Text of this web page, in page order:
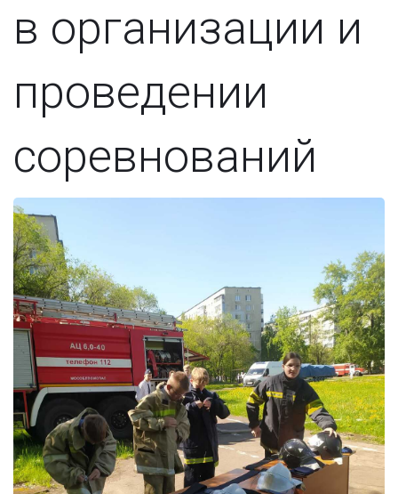
в организации и
проведении
соревнований